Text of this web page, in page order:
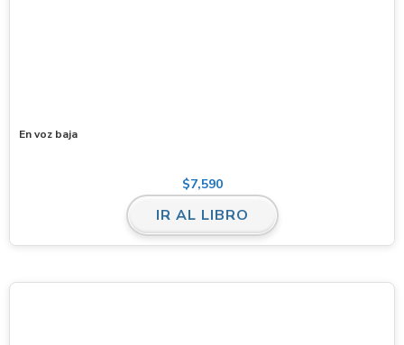
En voz baja
$7,590
IR AL LIBRO